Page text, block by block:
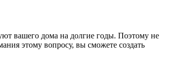
вашего дома на долгие годы. Поэтому не
этому вопросу, вы сможете создать